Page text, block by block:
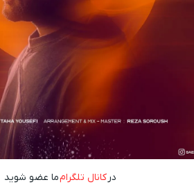
درکانال تلگرامما عضو شوید